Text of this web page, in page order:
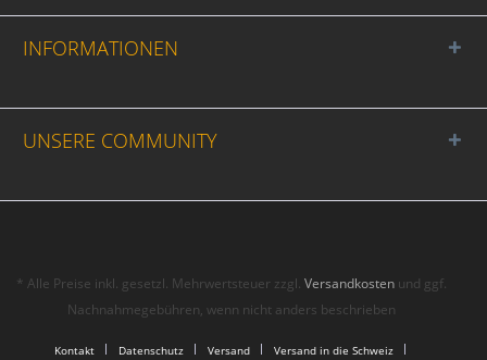
INFORMATIONEN
UNSERE COMMUNITY
* Alle Preise inkl. gesetzl. Mehrwertsteuer zzgl.Versandkosten und ggf.
Nachnahmegebühren, wenn nicht anders beschrieben
Kontakt Datenschutz Versand Versand in die Schweiz